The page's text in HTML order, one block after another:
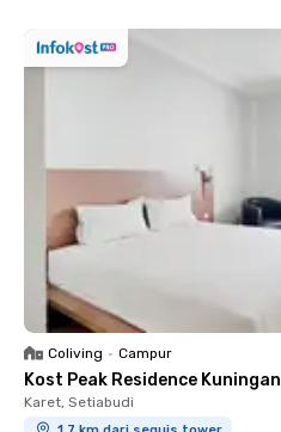
Coliving • Campur
Kost Peak Residence Kuningan
Karet, Setiabudi